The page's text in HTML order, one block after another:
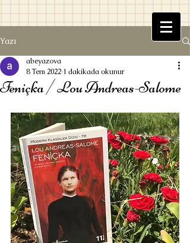
Beyaz Kitaplık
Ufuk Beyazova
Yazı
Feniçka / Lou Andreas-Salome
abeyazova
8 Tem 2022 1 dakikada okunur